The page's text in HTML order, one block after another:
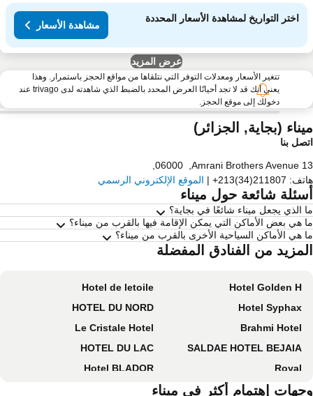
اختر التواريخ لمشاهدة الأسعار المحددة
مشاهدة الأسعار
عرض المزيد
تتغير الأسعار ومعدلات التوفر التي نتلقاها من مواقع الحجز باستمرار. وهذا
يعني أنك قد لا تجد أحيانًا العرض المحدد بالضبط الذي شاهدته لدى trivago عند
دخولك إلى موقع الحجز.
(بجاية, الجزائر)
بنا
13
,
06000
,
+213(34)211807
| الموقع الإلكتروني الرسمي
شائعة حول ميناء
الذي يجعل ميناء شائعًا في بجاية؟
هي بعض الأماكن التي يمكن الإقامة فيها بالقرب من ميناء؟
هي الأماكن السياحية الأخرى بالقرب من ميناء؟
من الفنادق المفضلة
Hotel Golden H
Hotel de letoile
Hotel Syphax
HOTEL DU NORD
Brahmi Hotel
Le Cristale Hotel
SALDAE HOTEL BEJAIA
HOTEL DU LAC
Royal
Hotel BLADOR
LES HAMMADITES
Hotel Chreaإهتمام أكثر في ميناء